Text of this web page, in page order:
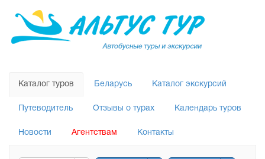
Каталог туров Беларусь Каталог экскурсий
Путеводитель Отзывы о турах Календарь туров
Новости Агентствам Контакты